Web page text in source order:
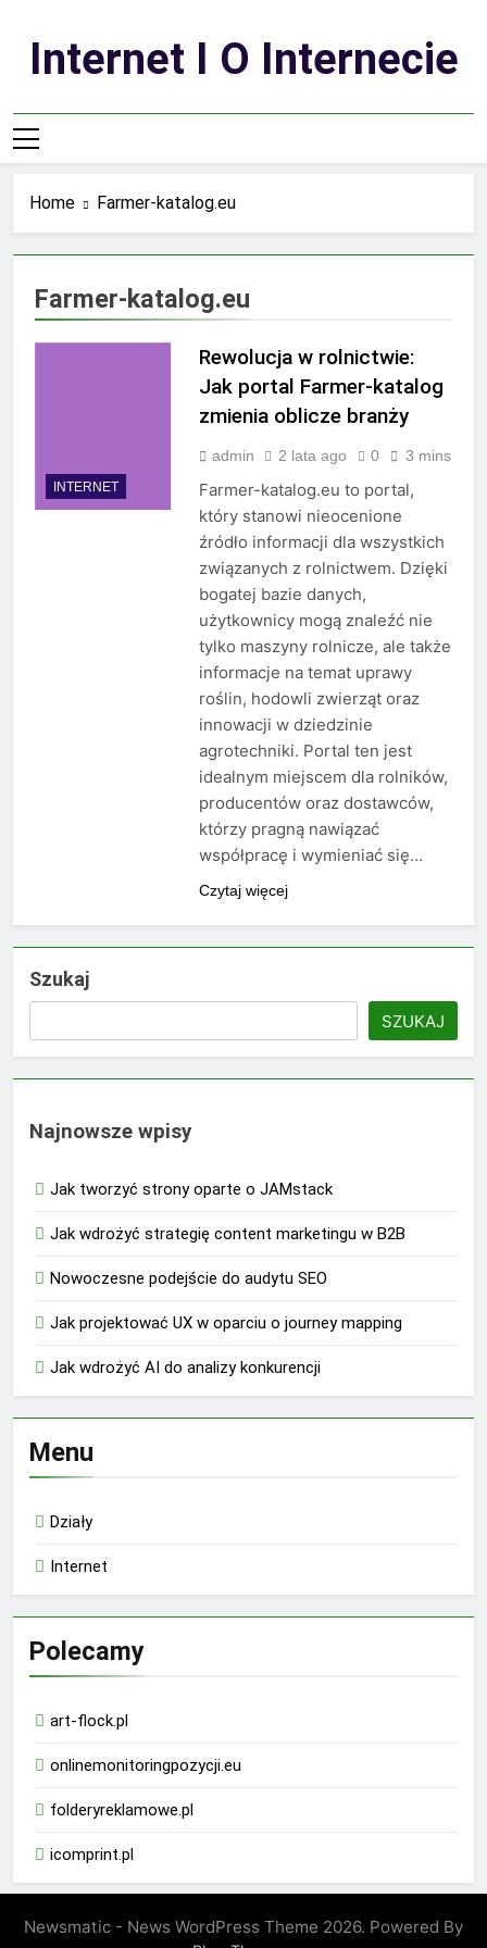
contentInternet I O Internecie
Home Farmer-katalog.eu
Farmer-katalog.eu
INTERNET
Rewolucja w rolnictwie:
Jak portal Farmer-katalog
zmienia oblicze branży
admin 2 lata ago 0 3 mins
Farmer-katalog.eu to portal,
który stanowi nieocenione
źródło informacji dla wszystkich
związanych z rolnictwem. Dzięki
bogatej bazie danych,
użytkownicy mogą znaleźć nie
tylko maszyny rolnicze, ale także
informacje na temat uprawy
roślin, hodowli zwierząt oraz
innowacji w dziedzinie
agrotechniki. Portal ten jest
idealnym miejscem dla rolników,
producentów oraz dostawców,
którzy pragną nawiązać
współpracę i wymieniać się…
Czytaj więcej
Szukaj
SZUKAJ
Najnowsze wpisy
Jak tworzyć strony oparte o JAMstack
Jak wdrożyć strategię content marketingu w B2B
Nowoczesne podejście do audytu SEO
Jak projektować UX w oparciu o journey mapping
Jak wdrożyć AI do analizy konkurencji
Menu
Działy
Internet
Polecamy
art-flock.pl
onlinemonitoringpozycji.eu
folderyreklamowe.pl
icomprint.pl
Newsmatic - News WordPress Theme 2026. Powered By